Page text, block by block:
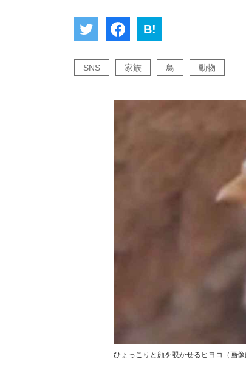
B!
SNS 家族 鳥 動物
ひょっこりと顔を覗かせるヒヨコ（画像